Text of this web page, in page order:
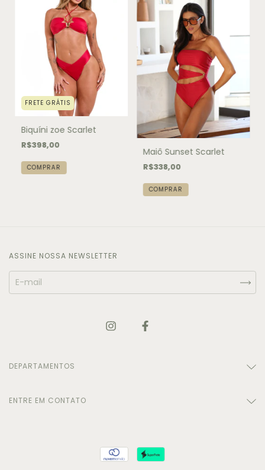
FRETE GRÁTIS
Biquíni zoe Scarlet
R$398,00
COMPRAR
Maiô Sunset Scarlet
R$338,00
COMPRAR
ASSINE NOSSA NEWSLETTER
DEPARTAMENTOS
ENTRE EM CONTATO